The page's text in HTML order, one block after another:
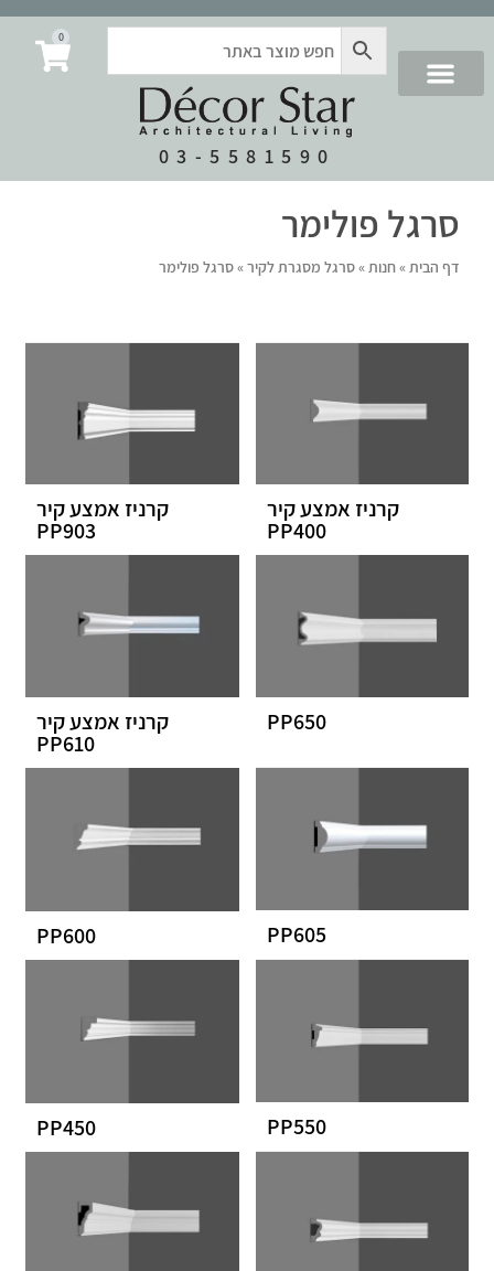
03-5581590
0
סרגל פולימר
דף הבית»חנות»סרגל מסגרת לקיר»סרגל פולימר
קרניז אמצע קיר
PP400
קרניז אמצע קיר
PP903
PP650 קרניז אמצע קיר
PP610
PP605
PP600
PP550
PP450